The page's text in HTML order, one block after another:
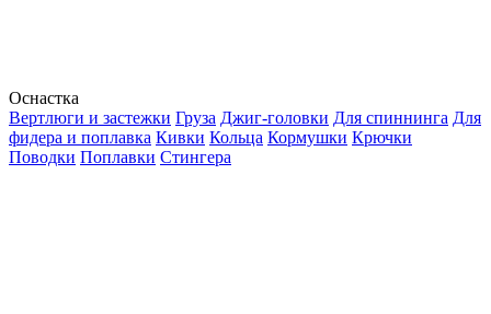
Оснастка
Вертлюги и застежки Груза Джиг-головки Для спиннинга Для
фидера и поплавка Кивки Кольца Кормушки Крючки
Поводки Поплавки Стингера